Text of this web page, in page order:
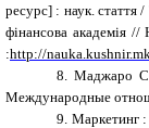
ресурс] : наук. стаття
фінансова академія
:http://
8.
Маджаро
Международные
9. Маркетинг